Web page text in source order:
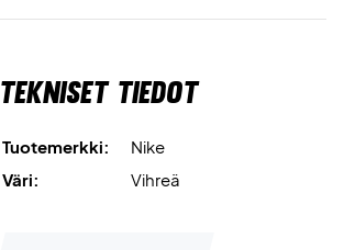
Tekniset tiedot
Tuotemerkki:
Nike
Väri:
Vihreä